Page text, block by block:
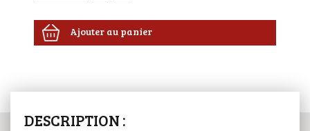
Ajouter au panier
DESCRIPTION :